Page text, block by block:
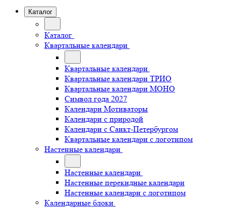
Каталог
Каталог
Квартальные календари
Квартальные календари
Квартальные календари ТРИО
Квартальные календари МОНО
Символ года 2027
Календари Мотиваторы
Календари с природой
Календари с Санкт-Петербургом
Квартальные календари с логотипом
Настенные календари
Настенные календари
Настенные перекидные календари
Настенные календари с логотипом
Календарные блоки